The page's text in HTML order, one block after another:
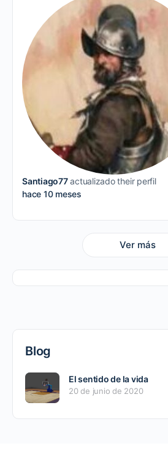
Santiago77actualizado their perfil
hace 10 meses
Ver más
Blog
El sentido de la vida
20 de junio de 2020